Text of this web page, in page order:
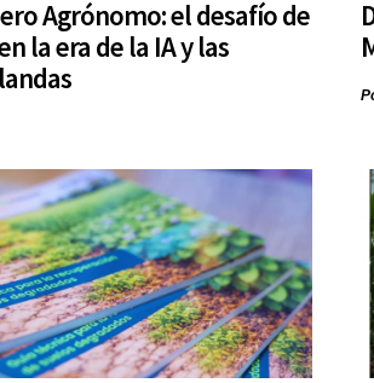
Agrónomo: el desafío de
la era de la IA y las